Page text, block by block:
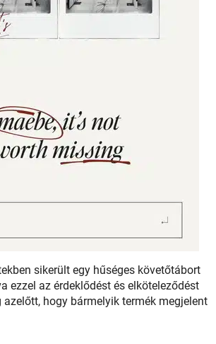
sikerült egy hűséges követőtábort
ezzel az érdeklődést és elköteleződést
azelőtt, hogy bármelyik termék megjelent